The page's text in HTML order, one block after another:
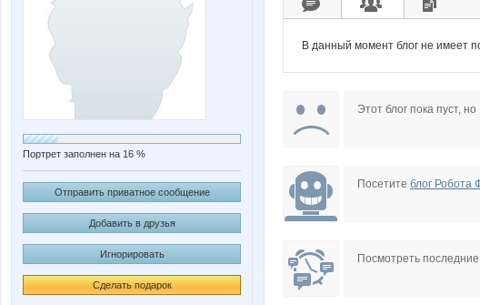
Портрет заполнен на 16 %
Отправить приватное сообщение
Добавить в друзья
Игнорировать
Сделать подарок
В данный момент блог не имеет
Этот блог пока пуст,
Посетите блог Робота
Посмотреть